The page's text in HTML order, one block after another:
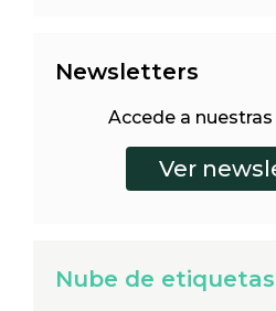
Newsletters
Accede a
Nube de etiquetas